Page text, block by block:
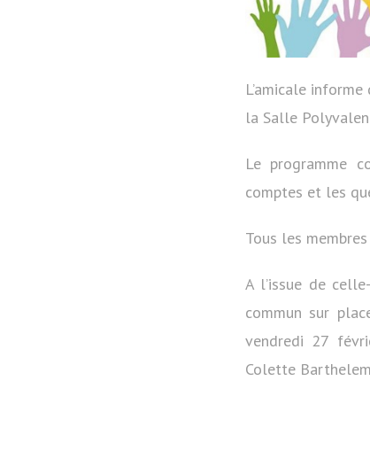
L’amicale
la Salle
Le programme
comptes et les
Tous les
A l’issue de
commun sur
vendredi 27
Colette